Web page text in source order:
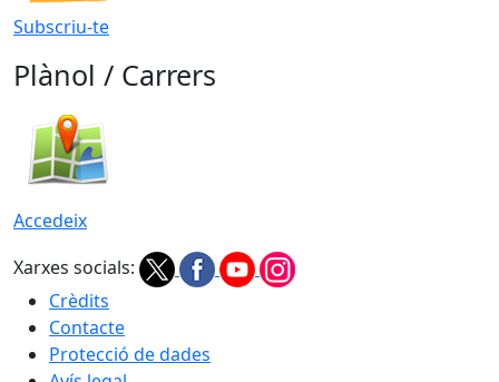
Subscriu-te
Plànol / Carrers
Accedeix
Xarxes socials:
Crèdits
Contacte
Protecció de dades